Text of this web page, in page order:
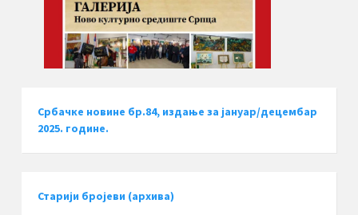
Србачке новине бр.84, издање за јануар/децембар
2025. године.
Старији бројеви (архива)